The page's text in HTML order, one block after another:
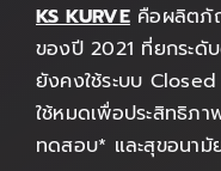
KS KURVEคือผลิตภั
ของปี 2021 ที่ยกระดั
ยังคงใช้ระบบ
ใช้หมดเพื่อประสิทธิภา
ทดสอบ* และสุขอนามั